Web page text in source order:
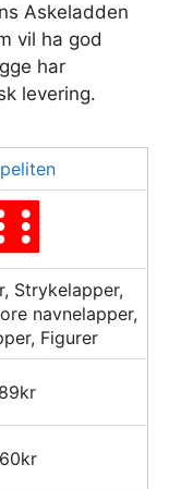
Askeladden
vil ha god
har
levering.
Strykelapper,
navnelapper,
Figurer